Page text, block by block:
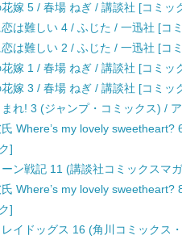
嫁 5 / 春場 ねぎ / 講談社 [コミッ
は難しい 4 / ふじた / 一迅社 [コ
は難しい 2 / ふじた / 一迅社 [コ
嫁 1 / 春場 ねぎ / 講談社 [コミッ
嫁 3 / 春場 ねぎ / 講談社 [コミッ
れ! 3 (ジャンプ・コミックス) /
Where’s my lovely
]
ン戦記 11 (講談社コミックスマ
Where’s my lovely
]
イドッグス 16 (角川コミックス